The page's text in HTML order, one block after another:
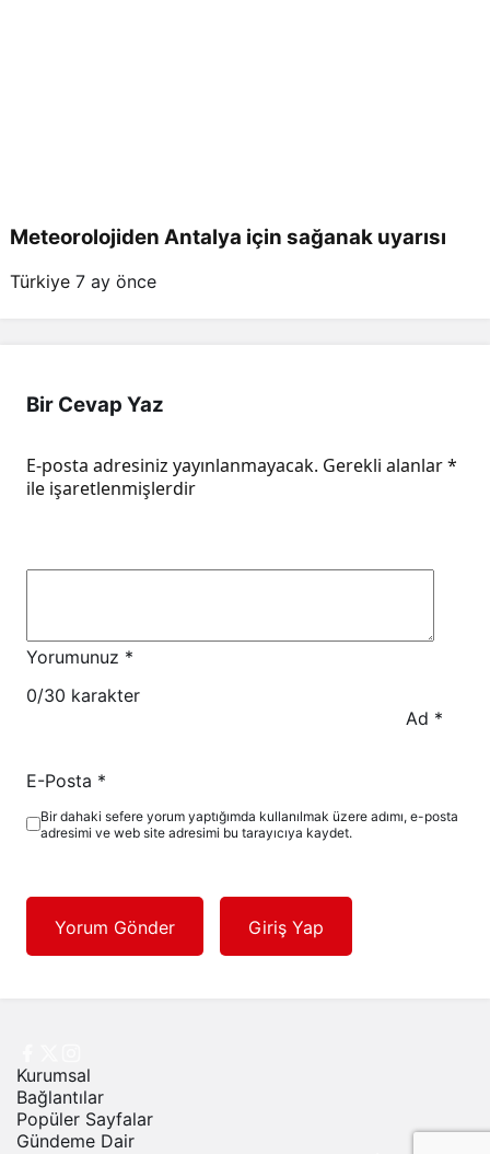
Meteorolojiden Antalya için sağanak uyarısı
Türkiye 7 ay önce
Bir Cevap Yaz
E-posta adresiniz yayınlanmayacak. Gerekli alanlar*
ile işaretlenmişlerdir
Yorumunuz *
0/30 karakter
Ad *
E-Posta *
Bir dahaki sefere yorum yaptığımda kullanılmak üzere adımı, e-posta
adresimi ve web site adresimi bu tarayıcıya kaydet.
Yorum Gönder Giriş Yap
Kurumsal
Bağlantılar
Popüler Sayfalar
Gündeme Dair